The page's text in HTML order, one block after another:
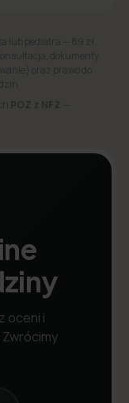
lub pediatra — 89 zł.
dokumenty
oraz prawo do
POZ z NFZ
oceni i